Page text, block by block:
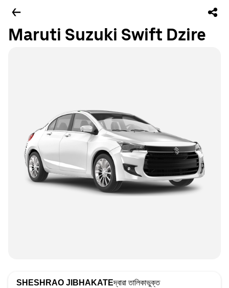
Maruti Suzuki Swift Dzire
SHESHRAO JIBHAKATEদ্বারা তালিকাভুক্ত